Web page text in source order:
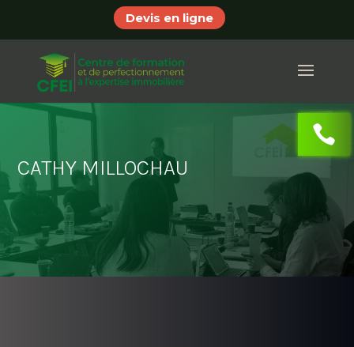
Devis en ligne
CATHY MILLOCHAU